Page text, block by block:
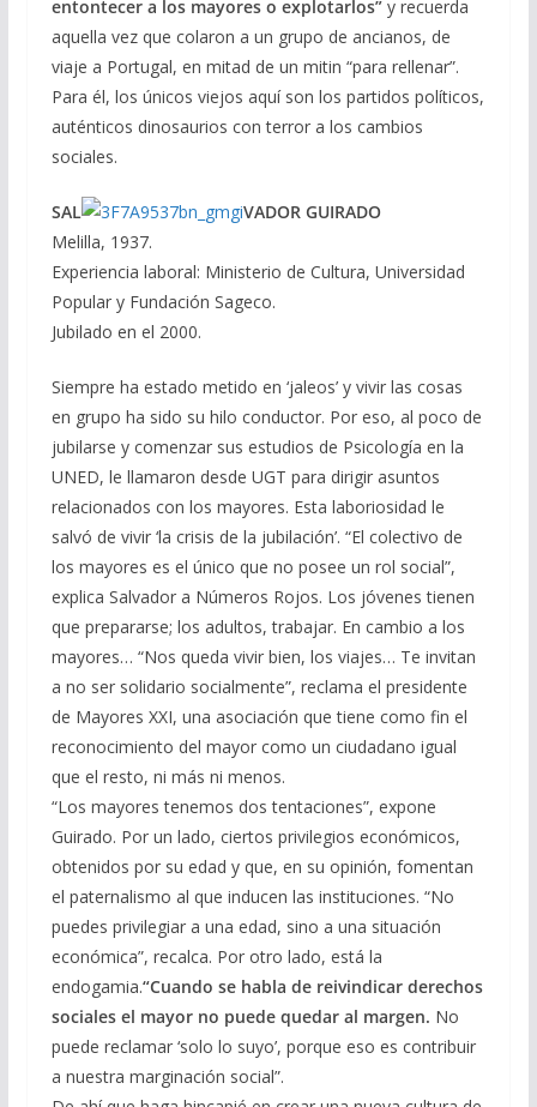
entontecer a los mayores o explotarlos”y recuerda
aquella vez que colaron a un grupo de ancianos, de
viaje a Portugal, en mitad de un mitin “para rellenar”.
Para él, los únicos viejos aquí son los partidos políticos,
auténticos dinosaurios con terror a los cambios
sociales.
SAL
VADOR GUIRADO
Melilla, 1937.
Experiencia laboral: Ministerio de Cultura, Universidad
Popular y Fundación Sageco.
Jubilado en el 2000.
Siempre ha estado metido en ‘jaleos’ y vivir las cosas
en grupo ha sido su hilo conductor. Por eso, al poco de
jubilarse y comenzar sus estudios de Psicología en la
UNED, le llamaron desde UGT para dirigir asuntos
relacionados con los mayores. Esta laboriosidad le
salvó de vivir ‘la crisis de la jubilación’. “El colectivo de
los mayores es el único que no posee un rol social”,
explica Salvador a Números Rojos. Los jóvenes tienen
que prepararse; los adultos, trabajar. En cambio a los
mayores… “Nos queda vivir bien, los viajes… Te invitan
a no ser solidario socialmente”, reclama el presidente
de Mayores XXI, una asociación que tiene como fin el
reconocimiento del mayor como un ciudadano igual
que el resto, ni más ni menos.
“Los mayores tenemos dos tentaciones”, expone
Guirado. Por un lado, ciertos privilegios económicos,
obtenidos por su edad y que, en su opinión, fomentan
el paternalismo al que inducen las instituciones. “No
puedes privilegiar a una edad, sino a una situación
económica”, recalca. Por otro lado, está la
endogamia.“Cuando se habla de reivindicar derechos
sociales el mayor no puede quedar al margen. No
puede reclamar ‘solo lo suyo’, porque eso es contribuir
a nuestra marginación social”.